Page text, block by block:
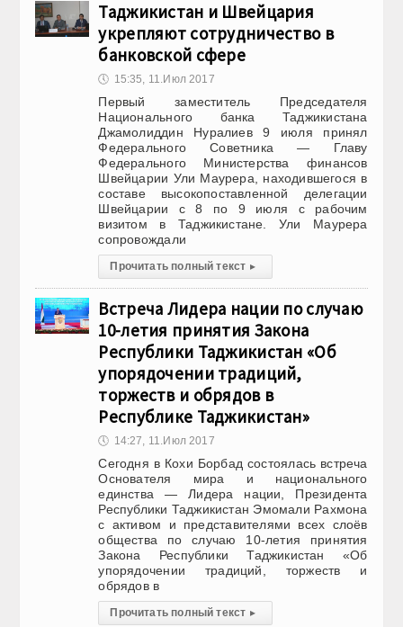
Таджикистан и Швейцария
укрепляют сотрудничество в
банковской сфере
🕔 15:35, 11.Июл 2017
Первый заместитель Председателя
Национального банка Таджикистана
Джамолиддин Нуралиев 9 июля принял
Федерального Советника — Главу
Федерального Министерства финансов
Швейцарии Ули Маурера, находившегося в
составе высокопоставленной делегации
Швейцарии с 8 по 9 июля с рабочим
визитом в Таджикистане. Ули Маурера
сопровождали
Прочитать полный текст ▸
Встреча Лидера нации по случаю
10-летия принятия Закона
Республики Таджикистан «Об
упорядочении традиций,
торжеств и обрядов в
Республике Таджикистан»
🕔 14:27, 11.Июл 2017
Сегодня в Кохи Борбад состоялась встреча
Основателя мира и национального
единства — Лидера нации, Президента
Республики Таджикистан Эмомали Рахмона
с активом и представителями всех слоёв
общества по случаю 10-летия принятия
Закона Республики Таджикистан «Об
упорядочении традиций, торжеств и
обрядов в
Прочитать полный текст ▸